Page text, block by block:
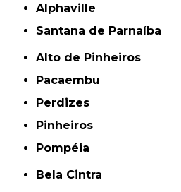
Alphaville
Santana de Parnaíba
Alto de Pinheiros
Pacaembu
Perdizes
Pinheiros
Pompéia
Bela Cintra